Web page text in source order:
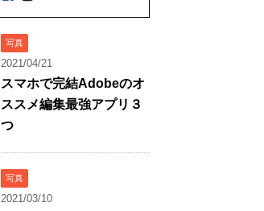
写真
2021/04/21
スマホで完結Adobeのオ
ススメ編集最強アプリ３
つ
写真
2021/03/10